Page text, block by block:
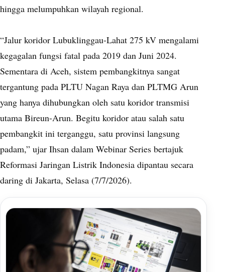
hingga melumpuhkan wilayah regional.
“Jalur koridor Lubuklinggau-Lahat 275 kV mengalami
kegagalan fungsi fatal pada 2019 dan Juni 2024.
Sementara di Aceh, sistem pembangkitnya sangat
tergantung pada PLTU Nagan Raya dan PLTMG Arun
yang hanya dihubungkan oleh satu koridor transmisi
utama Bireun-Arun. Begitu koridor atau salah satu
pembangkit ini terganggu, satu provinsi langsung
padam,” ujar Ihsan dalam Webinar Series bertajuk
Reformasi Jaringan Listrik Indonesia dipantau secara
daring di Jakarta, Selasa (7/7/2026).